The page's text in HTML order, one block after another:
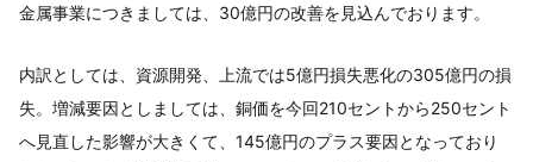
金属事業につきましては、30億円の改善を見込んでおります。
内訳としては、資源開発、上流では5億円損失悪化の305億円の損
失。増減要因としましては、銅価を今回210セントから250セント
へ見直した影響が大きくて、145億円のプラス要因となっており